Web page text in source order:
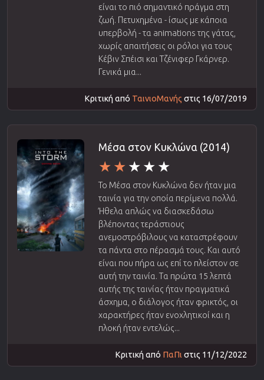
είναι το πιό σημαντικό πράγμα στη
ζωή. Πετυχημένα - ίσως με κάποια
υπερβολή - τα animations της γάτας,
χωρίς απαιτήσεις οι ρόλοι για τους
Κέβιν Σπέισι και Τζένιφερ Γκάρνερ.
Γενικά μια...
Κριτική από ΤαινιοΜανής στις 16/07/2019
Μέσα στον Κυκλώνα (2014)
Το Μέσα στον Κυκλώνα δεν ήταν μια
ταινία για την οποία περίμενα πολλά.
Ήθελα απλώς να διασκεδάσω
βλέποντας τεράστιους
ανεμοστρόβιλους να καταστρέφουν
τα πάντα στο πέρασμά τους. Και αυτό
είναι που πήρα ως επί το πλείστον σε
αυτή την ταινία. Τα πρώτα 15 λεπτά
αυτής της ταινίας ήταν πραγματικά
άσχημα, ο διάλογος ήταν φρικτός, οι
χαρακτήρες ήταν ενοχλητικοί και η
πλοκή ήταν εντελώς...
Κριτική από ΠαΠιστις 11/12/2022